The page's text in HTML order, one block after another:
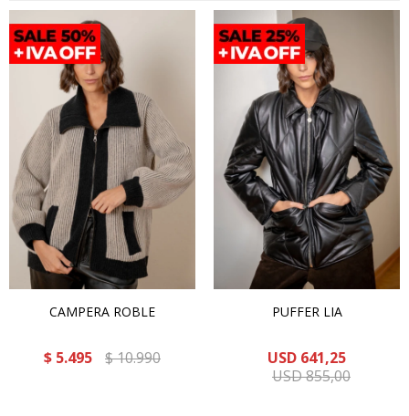
CAMPERA ROBLE
$ 5.495 $10.990
PUFFER LIA
USD 641,25
USD855,00